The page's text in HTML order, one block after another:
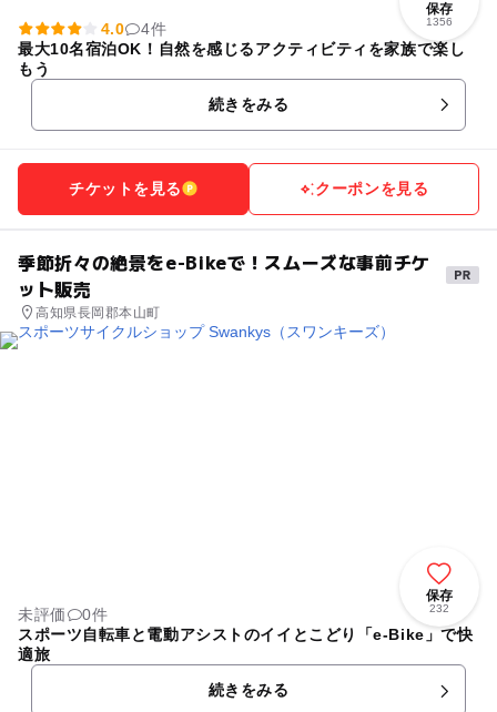
保存
1356
4.0
4件
最大10名宿泊OK！自然を感じるアクティビティを家族で楽し
もう
続きをみる
チケットを見る クーポンを見る
季節折々の絶景をe-Bikeで！スムーズな事前チケ
ット販売
高知県長岡郡本山町
保存
232
未評価
0件
スポーツ自転車と電動アシストのイイとこどり「e-Bike」で快
適旅
続きをみる